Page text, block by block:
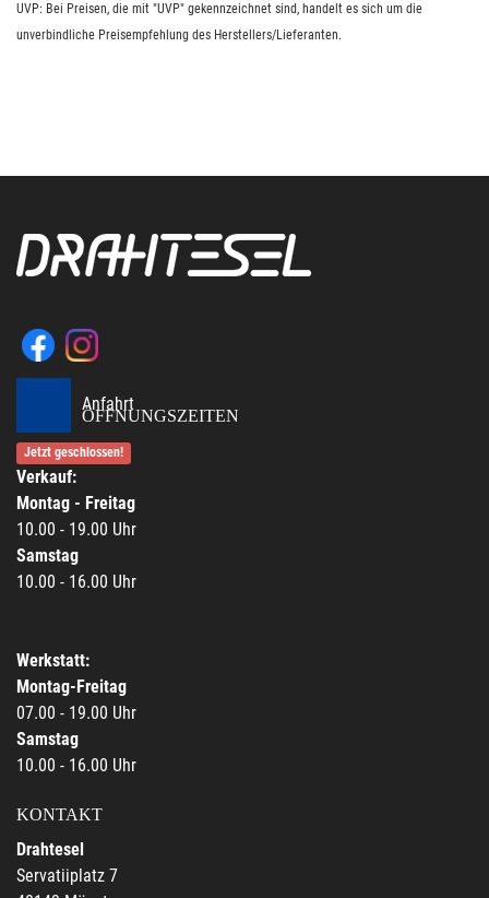
UVP: Bei Preisen, die mit "UVP" gekennzeichnet sind, handelt es sich um die
unverbindliche Preisempfehlung des Herstellers/Lieferanten.
Anfahrt
ÖFFNUNGSZEITEN
Jetzt geschlossen!
Verkauf:
Montag - Freitag
10.00 - 19.00 Uhr
Samstag
10.00 - 16.00 Uhr
Werkstatt:
Montag-Freitag
07.00 - 19.00 Uhr
Samstag
10.00 - 16.00 Uhr
KONTAKT
Drahtesel
Servatiiplatz 7